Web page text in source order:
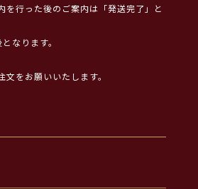
を行った後のご案内は「発送完了」と
なります。
をお願いいたします。